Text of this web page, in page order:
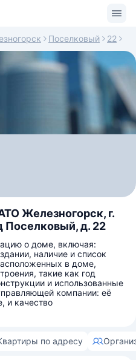
Поселковый 22
Железногорск, г.
Поселковый, д. 22
о доме, включая:
наличие и список
в доме,
такие как год
и использованные
компании: её
и качество
по адресу